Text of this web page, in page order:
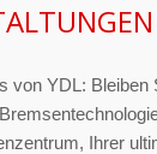
von YDL: Bleiben
Ihrer